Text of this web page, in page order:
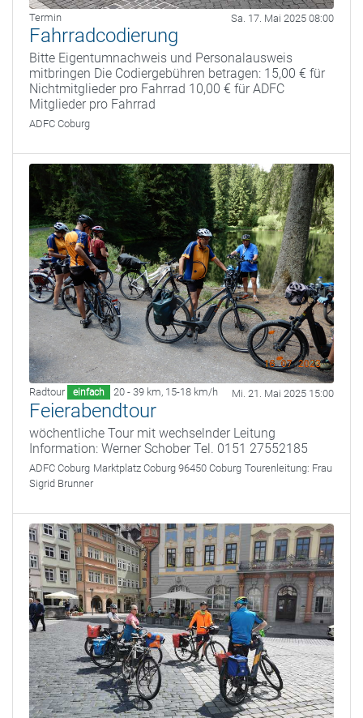
Termin Sa. 17. Mai 2025 08:00
Fahrradcodierung
Bitte Eigentumnachweis und Personalausweis
mitbringen Die Codiergebühren betragen: 15,00 € für
Nichtmitglieder pro Fahrrad 10,00 € für ADFC
Mitglieder pro Fahrrad
ADFC Coburg
Radtour einfach 20 - 39 km, 15-18 km/h Mi. 21. Mai 2025 15:00
Feierabendtour
wöchentliche Tour mit wechselnder Leitung
Information: Werner Schober Tel. 0151 27552185
ADFC Coburg Marktplatz Coburg 96450 Coburg Tourenleitung: Frau
Sigrid Brunner